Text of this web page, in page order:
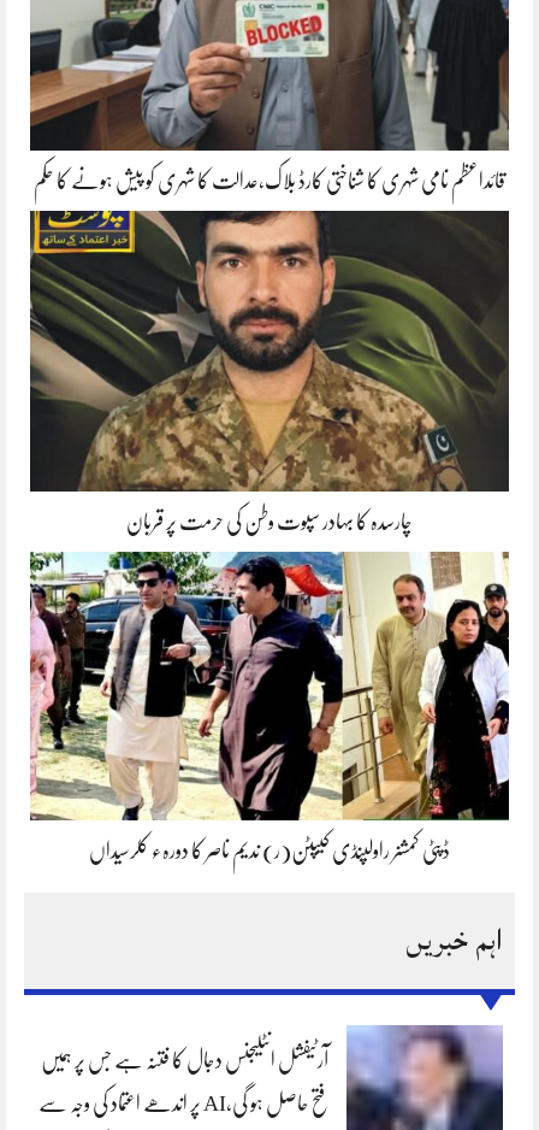
قائداعظم نامی شہری کا شناختی کارڈ بلاک،عدالت کا شہری کو پیش ہونے کا حکم
چارسدہ کا بہادر سپوت وطن کی حرمت پر قربان
ڈپٹی کمشنر راولپنڈی کیپٹن(ر) ندیم ناصر کا دورہء کلرسیداں
اہم خبریں
آرٹیفشل انٹلیجنس دجال کا فتنہ ہے جس پر ہمیں
فتح حاصل ہو گی،AI پر اندھے اعتماد کی وجہ سے